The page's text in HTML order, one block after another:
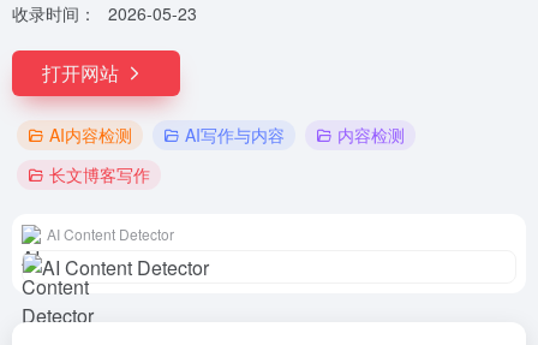
收录时间：
2026-05-23
打开网站
AI内容检测 AI写作与内容
内容检测
长文博客写作
AI Content Detector